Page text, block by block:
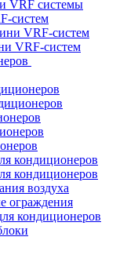
VRF системы
систем
VRF-систем
VRF-систем
кондиционеров
кондиционеров
воздуха
ограждения
кондиционеров